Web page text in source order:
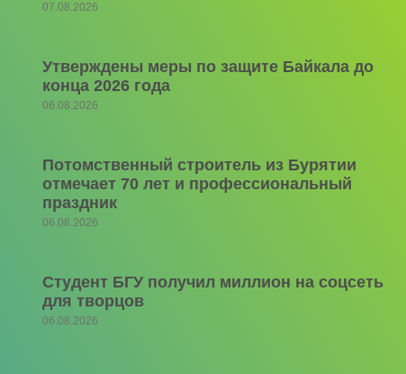
07.08.2026
Утверждены меры по защите Байкала до
конца 2026 года
06.08.2026
Потомственный строитель из Бурятии
отмечает 70 лет и профессиональный
праздник
06.08.2026
Студент БГУ получил миллион на соцсеть
для творцов
06.08.2026